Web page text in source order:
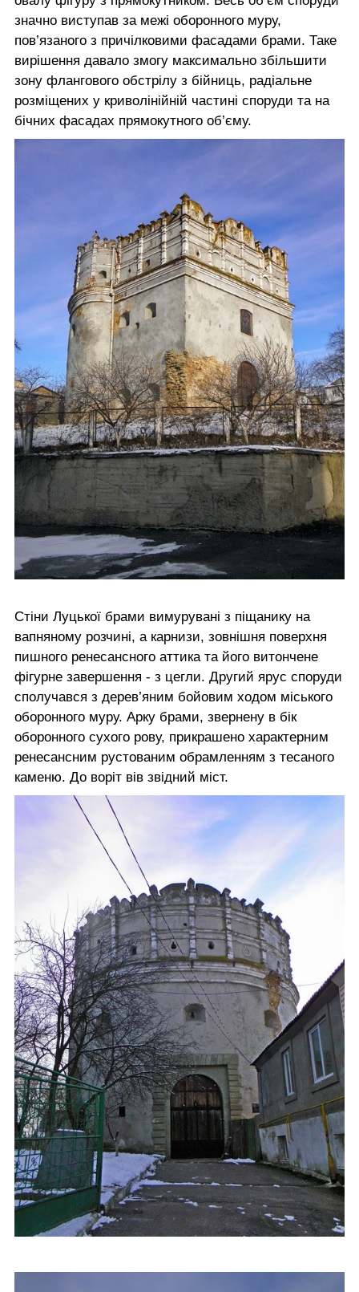
значно виступав за межі оборонного муру,
пов’язаного з причілковими фасадами брами. Таке
вирішення давало змогу максимально збільшити
зону флангового обстрілу з бійниць, радіальне
розміщених у криволінійній частині споруди та на
бічних фасадах прямокутного об’єму.
Стіни Луцької брами вимурувані з піщанику на
вапняному розчині, а карнизи, зовнішня поверхня
пишного ренесансного аттика та його витончене
фігурне завершення - з цегли. Другий ярус споруди
сполучався з дерев’яним бойовим ходом міського
оборонного муру. Арку брами, звернену в бік
оборонного сухого рову, прикрашено характерним
ренесансним рустованим обрамленням з тесаного
каменю. До воріт вів звідний міст.